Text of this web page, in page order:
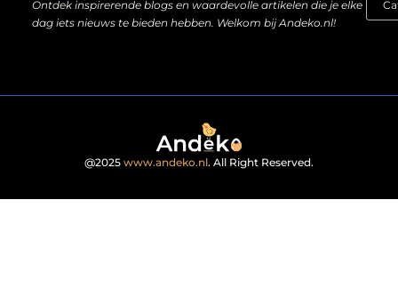
Ontdek inspirerende blogs en waardevolle artikelen die je elke
dag iets nieuws te bieden hebben. Welkom bij Andeko.nl!
@2025 www.andeko.nl. All Right Reserved.